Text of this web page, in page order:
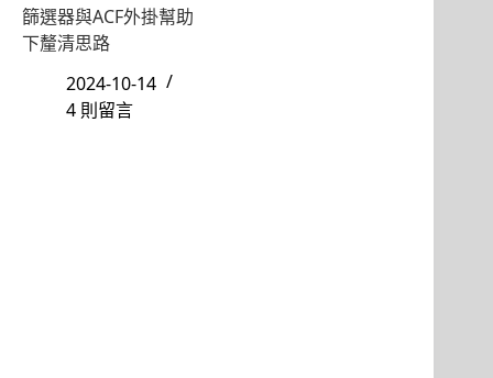
篩選器與ACF外掛幫助
下釐清思路
2024-10-14
4 則留言